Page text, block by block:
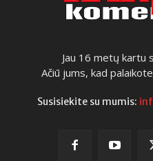
Jau 16 metų kartu
Ačiū jums, kad
Susisiekite su mumis: